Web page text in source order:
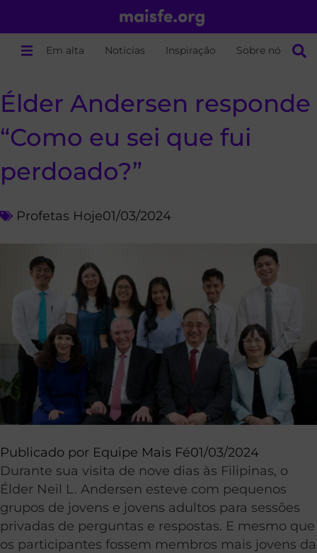
Em alta Notícias Inspiração Sobre nós
Élder Andersen responde
“Como eu sei que fui
perdoado?”
Profetas Hoje01/03/2024
Publicado por Equipe Mais Fé01/03/2024
Durante sua visita de nove dias às Filipinas, o
Élder Neil L. Andersen esteve com pequenos
grupos de jovens e jovens adultos para sessões
privadas de perguntas e respostas. E mesmo que
os participantes fossem membros mais jovens da